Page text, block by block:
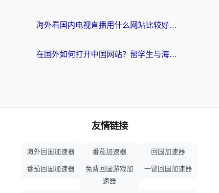
海外看国内电视直播用什么网站比较好？一篇解决你所有追剧难题的实用指南
在国外如何打开中国网站？留学生与海外华人的无缝访问指南
友情链接
海外回国加速器 番茄加速器 回国加速器
番茄回国加速器
免费回国游戏加
速器
一键回国加速器